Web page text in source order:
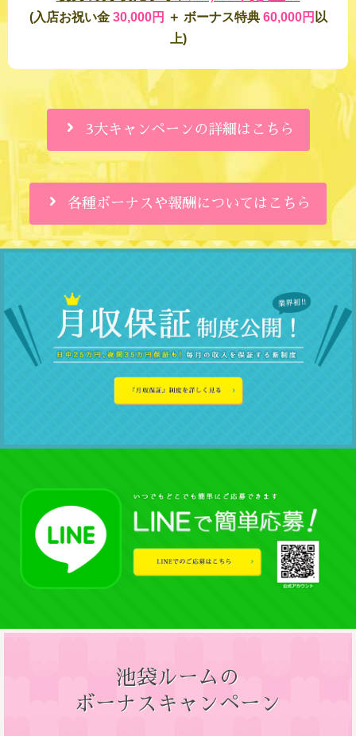
(入店お祝い金 30,000円 ＋ ボーナス特典 60,000円 以
上)
3大キャンペーンの詳細はこちら
各種ボーナスや報酬についてはこちら
池袋ルームの
ボーナスキャンペーン